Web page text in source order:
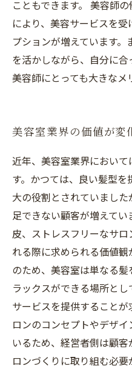
こともできます。 美容師
により、美容サービスを
プションが増えています
を活かしながら、自分に合
美容師にとっても大きなメ
美容室業界の価値が変
近年、美容室業界におい
す。かつては、良い髪型
大の役割とされていまし
足できない顧客が増えて
皮、ストレスフリーなサ
れる際に求められる価値
のため、美容室は単なる
ラックスができる場所と
サービスを提供すること
ロンのコンセプトやデザ
いるため、経営者側は顧
ロンづくりに取り組む必